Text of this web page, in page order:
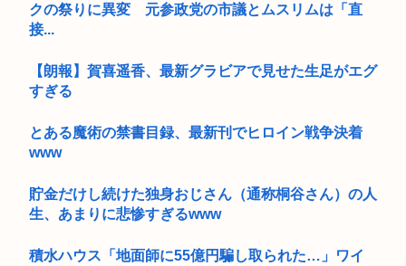
クの祭りに異変 元参政党の市議とムスリムは「直
接...
【朗報】賀喜遥香、最新グラビアで見せた生足がエグ
すぎる
とある魔術の禁書目録、最新刊でヒロイン戦争決着
www
貯金だけし続けた独身おじさん（通称桐谷さん）の人
生、あまりに悲惨すぎるwww
積水ハウス「地面師に55億円騙し取られた…」ワイ